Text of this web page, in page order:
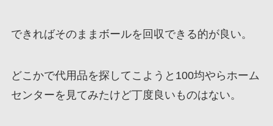
できればそのままボールを回収できる的が良い。
どこかで代用品を探してこようと100均やらホーム
センターを見てみたけど丁度良いものはない。